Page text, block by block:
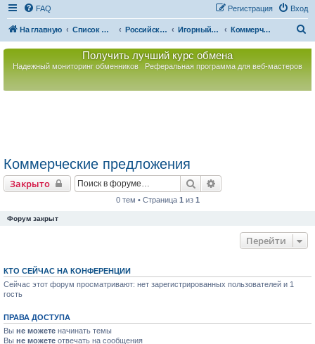
FAQ Вход
Регистрация
На главную Список форумов Российская Ассоциация Развития Игорного Бизнеса Игорный бизнес зарубежом Коммерческие предложения
Получить лучший курс обмена
Надежный мониторинг обменников Реферальная программа для веб-мастеров
Коммерческие предложения
Закрыто Поиск
0 тем • Страница 1 из 1
Форум закрыт
Перейти
КТО СЕЙЧАС НА КОНФЕРЕНЦИИ
Сейчас этот форум просматривают: нет зарегистрированных пользователей и 1
гость
ПРАВА ДОСТУПА
Вы не можете начинать темы
Вы не можете отвечать на сообщения